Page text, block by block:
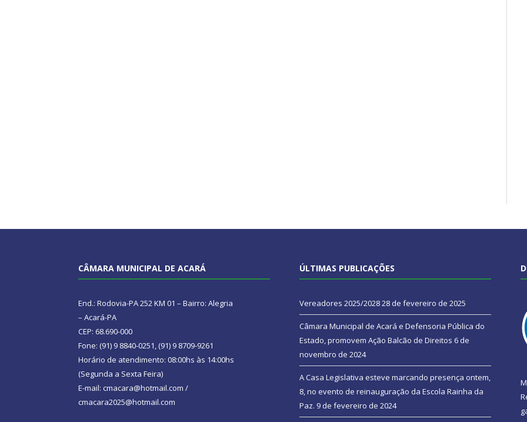
CÂMARA MUNICIPAL DE ACARÁ
End.: Rodovia-PA 252 KM 01 – Bairro: Alegria
– Acará-PA
CEP: 68.690-000
Fone: (91) 9 8840-0251, (91) 9 8709-9261
Horário de atendimento: 08:00hs às 14:00hs
(Segunda a Sexta Feira)
E-mail: cmacara@hotmail.com /
cmacara2025@hotmail.com
ÚLTIMAS PUBLICAÇÕES
Vereadores 2025/202828 de fevereiro de 2025
Câmara Municipal de Acará e Defensoria Pública do
Estado, promovem Ação Balcão de Direitos 6 de
novembro de 2024
A Casa Legislativa esteve marcando presença ontem,
8, no evento de reinauguração da Escola Rainha da
Paz. 9 de fevereiro de 2024